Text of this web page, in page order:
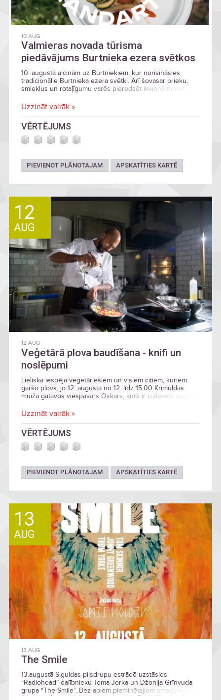
10 AUG
Valmieras novada tūrisma
piedāvājums Burtnieka ezera svētkos
10. augustā aicinām uz Burtniekiem, kur norisināsies
tradicionālie Burtnieka ezera svētki. Arī šovasar prieku,
smieklus un rotaļīgumu varēs pieredzēt ikvienā norisē.
Uzzināt vairāk »
VĒRTĒJUMS
PIEVIENOT PLĀNOTAJAM APSKATĪTIES KARTĒ
12
AUG
12 AUG
Veģetārā plova baudīšana - knifi un
noslēpumi
Lieliska iespēja veģetāriešiem un visiem citiem, kuriem
garšo plovs, jo 12. augustā no 12. līdz 15.00 Krimuldas
muižā gatavos viespavārs Oskars, kurš ir izslavēts vegāno
Uzzināt vairāk »
VĒRTĒJUMS
PIEVIENOT PLĀNOTAJAM APSKATĪTIES KARTĒ
13
AUG
13 AUG
The Smile
13.augustā Siguldas pilsdrupu estrādē uzstāsies
“Radiohead” dalībnieku Toma Jorka un Džonija Grīnvuda
grupa “The Smile”. Bez abiem pieminētajiem smagsvariem,